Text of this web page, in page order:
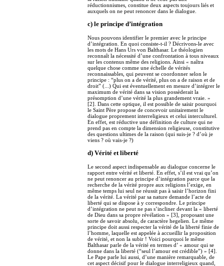
réductionnismes, constitue deux aspects toujours liés et
auxquels on ne peut renoncer dans le dialogue.
c) le principe d’intégration
Nous pouvons identifier le premier avec le principe
d’intégration. En quoi consiste-t-il ? Décrivons-le avec
les mots de Hans Urs von Balthasar. Le théologien
reconnaît la nécessité d’une confrontation à tous niveaux
sur les contenus même des religions. Ainsi « naîtra
quelque chose comme une échelle de vérités
reconnaissables, qui peuvent se coordonner selon le
principe : “plus on a de vérité, plus on a de raison et de
droit” (...) Qui est éventuellement en mesure d’intégrer le
maximum de vérité dans sa vision possèderait la
présomption d’une vérité la plus grandement vraie. »
[2]. Dans cette optique, il est possible de saisir pourquoi
le Saint Père propose de concevoir unitairement le
dialogue proprement interreligieux et celui interculturel.
En effet, est réductive une définition de culture qui ne
prend pas en compte la dimension religieuse, constitutive
des questions ultimes de la raison (qui suis-je ? d’où je
viens ? où vais-je ?)
d) Vérité et liberté
Le second aspect indispensable au dialogue concerne le
rapport entre vérité et liberté. En effet, s’il est vrai qu’on
ne peut renoncer au principe d’intégration parce que la
recherche de la vérité propre aux religions l’exige, en
même temps lui seul ne réussit pas à saisir l’horizon fini
de la vérité. La vérité par sa nature demande l’acte de
liberté qui se dispose à y correspondre. Le principe
d’intégration ne peut ne pas s’incliner devant la « liberté
de Dieu dans sa propre révélation » [3], proposant une
sorte de savoir absolu, de caractère hegelien. Le même
principe doit aussi respecter la vérité de la liberté finie de
l’homme, laquelle est appelée à accueillir la proposition
de vérité, et non la subir ! Voici pourquoi le même
Balthasar parle de la vérité en termes d’ « amour qui se
donne dans la liberté (“seul l’amour est crédible”) » [4].
Le Pape parle lui aussi, d’une manière remarquable, de
cet aspect décisif pour le dialogue interreligieux quand,